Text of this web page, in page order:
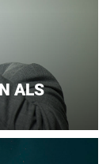
ALS